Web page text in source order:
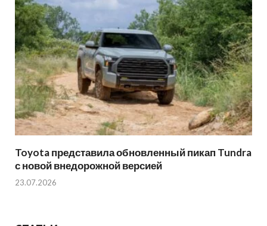
Toyota представила обновленный пикап Tundra
с новой внедорожной версией
23.07.2026